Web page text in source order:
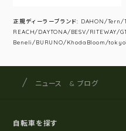
正規ディーラーブランド: DAHON/
REACH/DAYTONA/BESV/RITEWAY/
Beneli/BURUNO/KhodaBloom/
サイト内の現在地
サイクルショップナカゴヤ
ニュース & ブログ
自転車を探す